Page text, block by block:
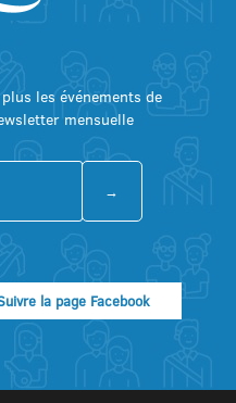
les événements de
mensuelle
la page Facebook